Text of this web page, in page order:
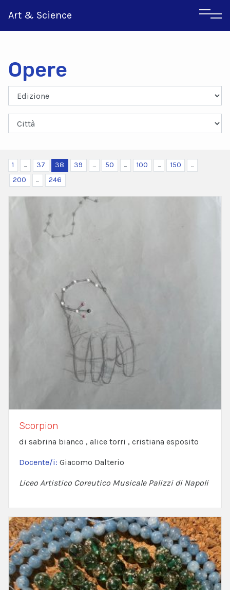
Art & Science
Greco
Opere
1 ... 37 38 39 ... 50 ... 100 ... 150
...
200
... 246
Scorpion
di sabrina bianco , alice torri , cristiana esposito
Docente/i: Giacomo Dalterio
Liceo Artistico Coreutico Musicale Palizzi di Napoli